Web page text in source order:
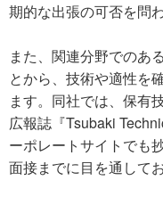
期的な出張の可否を問
また、関連分野でのあ
とから、技術や適性を
ます。同社では、保有
広報誌『Tsubaki
ーポレートサイトでも
面接までに目を通して